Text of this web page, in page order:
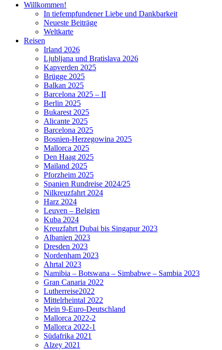
Willkommen!
In tiefempfundener Liebe und Dankbarkeit
Neueste Beiträge
Weltkarte
Reisen
Irland 2026
Ljubljana und Bratislava 2026
Kapverden 2025
Brügge 2025
Balkan 2025
Barcelona 2025 – II
Berlin 2025
Bukarest 2025
Alicante 2025
Barcelona 2025
Bosnien-Herzegowina 2025
Mallorca 2025
Den Haag 2025
Mailand 2025
Pforzheim 2025
Spanien Rundreise 2024/25
Nilkreuzfahrt 2024
Harz 2024
Leuven – Belgien
Kuba 2024
Kreuzfahrt Dubai bis Singapur 2023
Albanien 2023
Dresden 2023
Nordenham 2023
Ahrtal 2023
Namibia – Botswana – Simbabwe – Sambia 2023
Gran Canaria 2022
Lutherreise2022
Mittelrheintal 2022
Mein 9-Euro-Deutschland
Mallorca 2022-2
Mallorca 2022-1
Südafrika 2021
Alzey 2021